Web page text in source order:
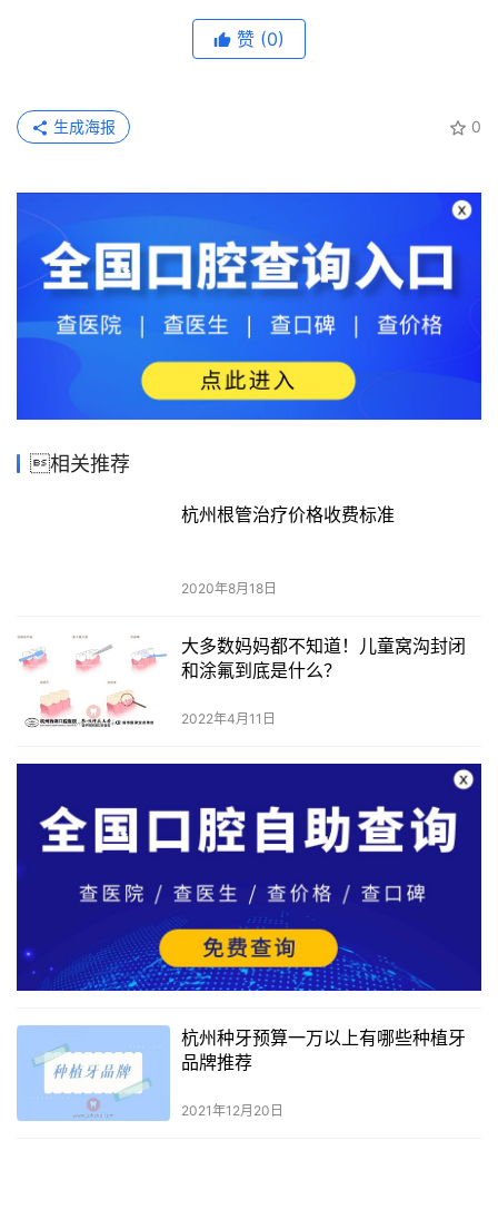
赞 (0)
0
生成海报
相关推荐
杭州根管治疗价格收费标准
2020年8月18日
大多数妈妈都不知道！儿童窝沟封闭
和涂氟到底是什么？
2022年4月11日
杭州种牙预算一万以上有哪些种植牙
品牌推荐
2021年12月20日